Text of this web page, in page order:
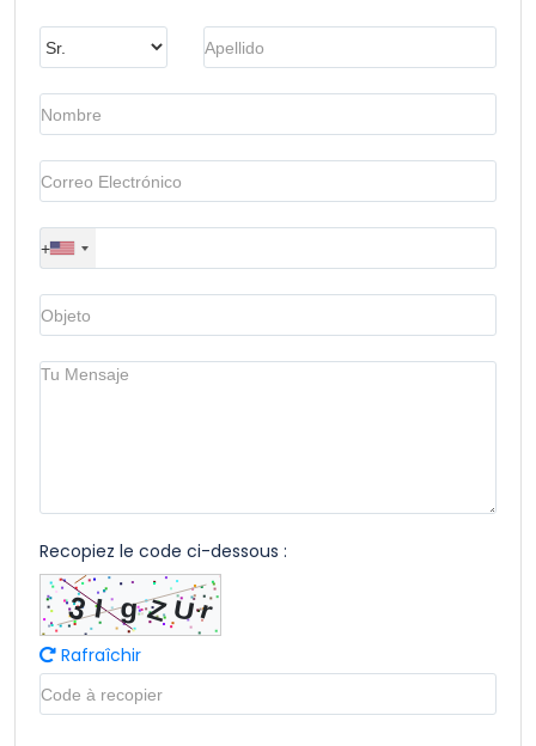
Recopiez le code ci-dessous :
Rafraîchir